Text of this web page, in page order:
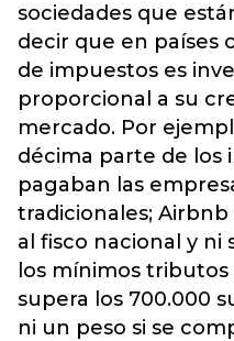
sociedades que
decir que en países
de impuestos es
proporcional a su
mercado. Por
décima parte de los
pagaban las
tradicionales;
al fisco nacional y ni
los mínimos
supera los 700.000
ni un peso si se